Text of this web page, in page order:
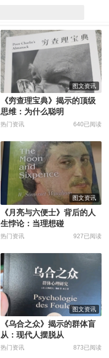
图文资讯
《穷查理宝典》揭示的顶级
思维：为什么聪明
热门资讯 640已阅读
图文资讯
《月亮与六便士》背后的人
生悖论：当理想碰
热门资讯 927已阅读
图文资讯
《乌合之众》揭示的群体盲
从：现代人摆脱从
热门资讯 873已阅读